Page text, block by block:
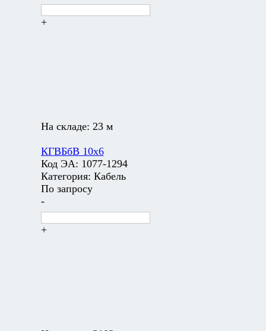
+
На складе: 23 м
КГВБбВ 10х6
Код ЭА: 1077-1294
Категория: Кабель
По запросу
-
+